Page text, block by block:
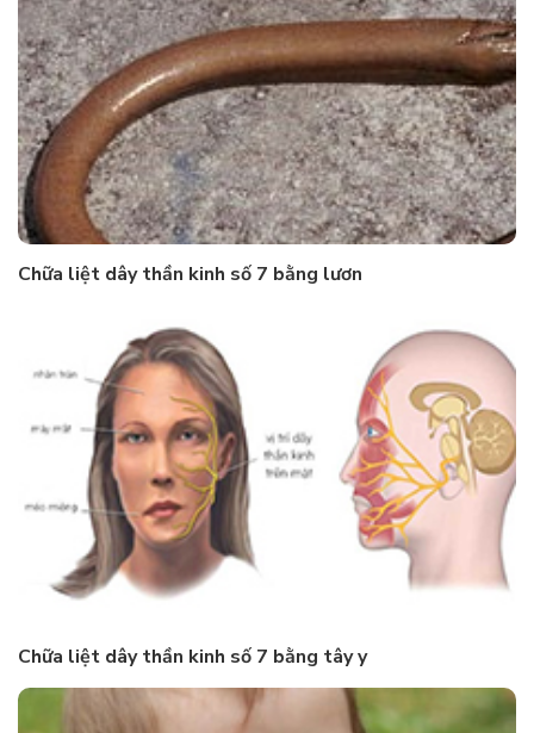
Chữa liệt dây thần kinh số 7 bằng lươn
Chữa liệt dây thần kinh số 7 bằng tây y